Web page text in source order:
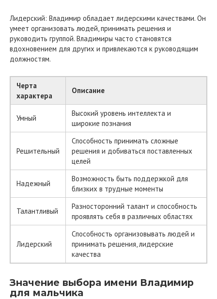
Лидерский: Владимир обладает лидерскими качествами. Он
умеет организовать людей, принимать решения и
руководить группой. Владимиры часто становятся
вдохновением для других и привлекаются к руководящим
должностям.
Черта
характера
Описание
Умный
Высокий уровень интеллекта и
широкие познания
Решительный
Способность принимать сложные
решения и добиваться поставленных
целей
Надежный
Возможность быть поддержкой для
близких в трудные моменты
Талантливый
Разносторонний талант и способность
проявлять себя в различных областях
Лидерский
Способность организовывать людей и
принимать решения, лидерские
качества
Значение выбора имени Владимир
для мальчика